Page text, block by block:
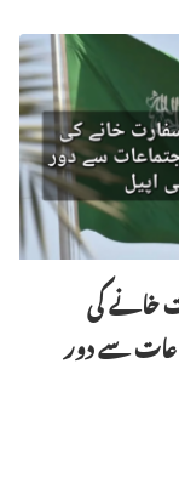
خانے کی
سے دور